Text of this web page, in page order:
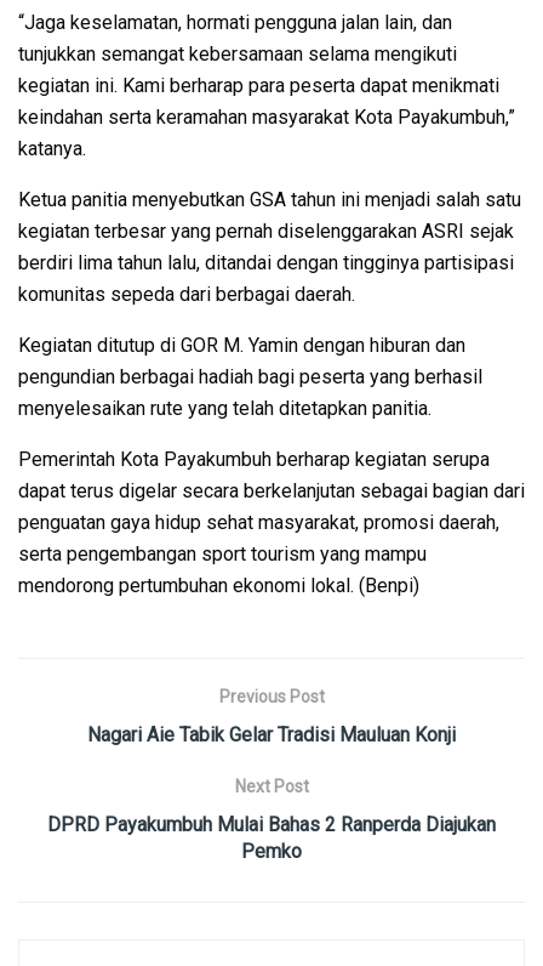
“Jaga keselamatan, hormati pengguna jalan lain, dan
tunjukkan semangat kebersamaan selama mengikuti
kegiatan ini. Kami berharap para peserta dapat menikmati
keindahan serta keramahan masyarakat Kota Payakumbuh,”
katanya.
Ketua panitia menyebutkan GSA tahun ini menjadi salah satu
kegiatan terbesar yang pernah diselenggarakan ASRI sejak
berdiri lima tahun lalu, ditandai dengan tingginya partisipasi
komunitas sepeda dari berbagai daerah.
Kegiatan ditutup di GOR M. Yamin dengan hiburan dan
pengundian berbagai hadiah bagi peserta yang berhasil
menyelesaikan rute yang telah ditetapkan panitia.
Pemerintah Kota Payakumbuh berharap kegiatan serupa
dapat terus digelar secara berkelanjutan sebagai bagian dari
penguatan gaya hidup sehat masyarakat, promosi daerah,
serta pengembangan sport tourism yang mampu
mendorong pertumbuhan ekonomi lokal. (Benpi)
Previous Post
Nagari Aie Tabik Gelar Tradisi Mauluan Konji
Next Post
DPRD Payakumbuh Mulai Bahas 2 Ranperda Diajukan
Pemko